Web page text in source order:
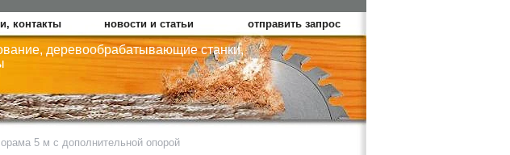
контакты новости и статьи отправить запрос
деревообрабатывающие станки,
5 м с дополнительной опорой